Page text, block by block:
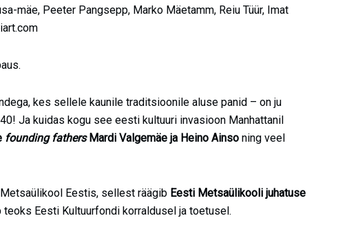
mäe, Peeter Pangsepp, Marko Mäetamm, Reiu Tüür, Imat
kes sellele kaunile traditsioonile aluse panid – on ju
Ja kuidas kogu see eesti kultuuri invasioon Manhattanil
founding fathersMardi Valgemäe ja Heino Ainso ning veel
Eestis, sellest räägib Eesti Metsaülikooli juhatuse
teoks Eesti Kultuurfondi korraldusel ja toetusel.